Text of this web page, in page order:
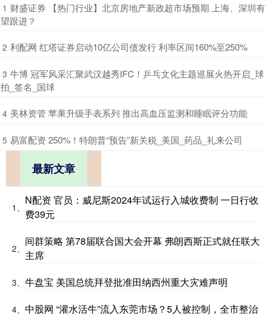
1 ​财盛证券 【热门行业】北京房地产新政超市场预期 上海、深圳有
望跟进？
2 ​利配网 红塔证券启动10亿公司债发行 利率区间160%至250%
3 ​牛博 冠军风采汇聚武汉越秀IFC！乒乓文化主题巡展火热开启_球
拍_签名_国球
4 ​美林资管 苹果升级手表系列 推出高血压监测和睡眠评分功能
5 ​易富配资 250%！特朗普“预告”新关税_美国_药品_礼来公司
最新文章
1、
N配资 官员：威尼斯2024年试运行入城收费制 一日行收
费39元
2、
间群策略 第78届联合国大会开幕 弗朗西斯正式就任联大
主席
3、 牛盘宝 美国总统拜登批准田纳西州重大灾难声明
4、 中股网 “灌水活牛”流入东莞市场？5人被控制，全市整治